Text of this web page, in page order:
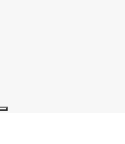
Procurar